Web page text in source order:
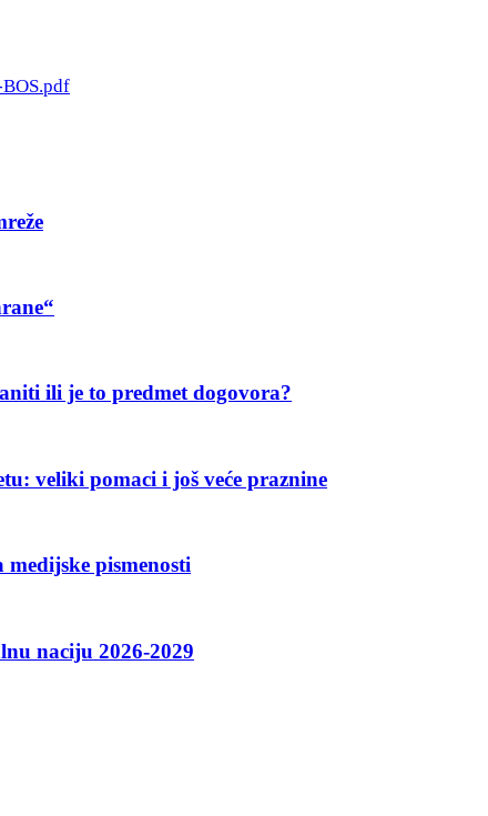
ili je to predmet dogovora?
veliki pomaci i još veće praznine
medijske pismenosti
naciju 2026-2029